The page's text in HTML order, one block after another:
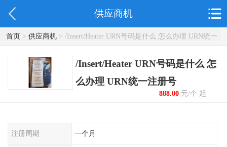
供应商机
首页> 供应商机> /Insert/Heater URN号码是什么 怎么办理 URN统一
注册号
/Insert/Heater URN号码是什么 怎
么办理 URN统一注册号
888.00元/个 起
注册周期 一个月